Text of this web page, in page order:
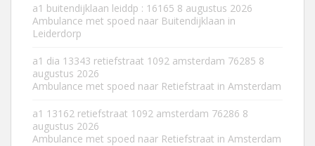
a1 buitendijklaan leiddp : 16165 8 augustus 2026
Ambulance met spoed naar Buitendijklaan in
Leiderdorp
a1 dia 13343 retiefstraat 1092 amsterdam 76285 8
augustus 2026
Ambulance met spoed naar Retiefstraat in Amsterdam
a1 13162 retiefstraat 1092 amsterdam 76286 8
augustus 2026
Ambulance met spoed naar Retiefstraat in Amsterdam